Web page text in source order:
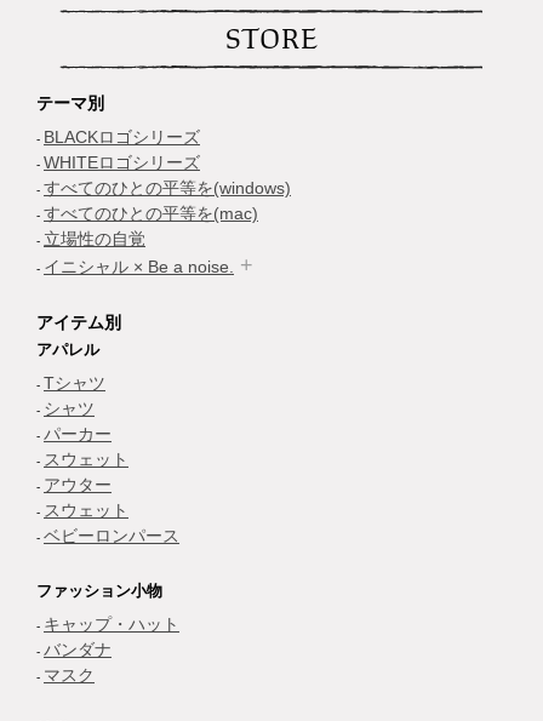
STORE
テーマ別
BLACKロゴシリーズ
WHITEロゴシリーズ
すべてのひとの平等を(windows)
すべてのひとの平等を(mac)
立場性の自覚
イニシャル × Be a noise.
アイテム別
アパレル
Tシャツ
シャツ
パーカー
スウェット
アウター
スウェット
ベビーロンパース
ファッション小物
キャップ・ハット
バンダナ
マスク